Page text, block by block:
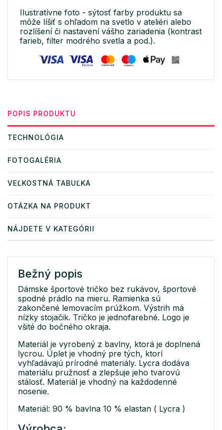
Ilustratívne foto - sýtosť farby produktu sa
môže líšiť s ohľadom na svetlo v ateliéri alebo
rozlíšení či nastavení vášho zariadenia (kontrast
farieb, filter modrého svetla a pod.).
POPIS PRODUKTU
TECHNOLÓGIA
FOTOGALÉRIA
VEĽKOSTNÁ TABUĽKA
OTÁZKA NA PRODUKT
NÁJDETE V KATEGÓRII
Bežný popis
Dámske športové tričko bez rukávov, športové
spodné prádlo na mieru. Ramienka sú
zakončené lemovacím prúžkom. Výstrih má
nízky stojačik. Tričko je jednofarebné. Logo je
všité do bočného okraja.
Materiál je vyrobený z bavlny, ktorá je doplnená
lycrou. Úplet je vhodný pre tých, ktorí
vyhľadávajú prírodné materiály. Lycra dodáva
materiálu pružnosť a zlepšuje jeho tvarovú
stálosť. Materiál je vhodný na každodenné
nosenie.
Materiál: 90 % bavlna 10 % elastan ( Lycra )